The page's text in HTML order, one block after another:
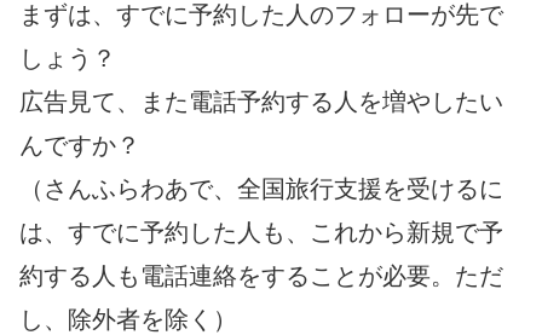
まずは、すでに予約した人のフォローが先で
しょう？
広告見て、また電話予約する人を増やしたい
んですか？
（さんふらわあで、全国旅行支援を受けるに
は、すでに予約した人も、これから新規で予
約する人も電話連絡をすることが必要。ただ
し、除外者を除く）